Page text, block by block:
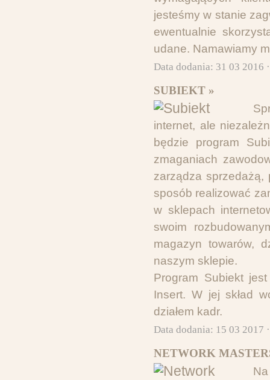
jesteśmy w stanie
ewentualnie
udane. Namawiamy
Data dodania: 31 03 2016
SUBIEKT »
internet, ale
będzie program
zmaganiach
zarządza sprzedażą,
sposób realizować
w sklepach
swoim
magazyn towarów,
naszym sklepie.
Program Subiekt
Insert. W jej skład
działem kadr.
Data dodania: 15 03 2017
NETWORK